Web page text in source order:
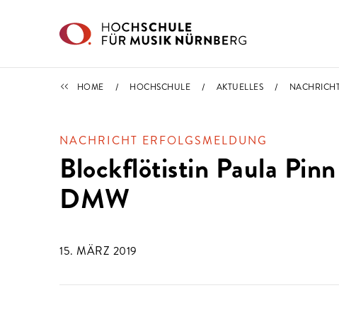
IMPORTIERT
HOME HOCHSCHULE AKTUELLES
NACHRICHT ERFOLGSMELDUNG
Blockflötistin Paula
DMW
15. MÄRZ 2019